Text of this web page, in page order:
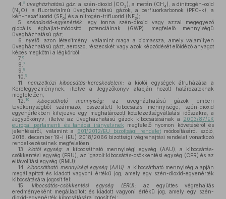
4. 5 üvegházhatású gáz: a szén-dioxid (CO2 ), a metán (CH4), a dinitrogén-oxid
(N2 O), a fluortartalmú üvegházhatású gázok, a perfluorkarbonok (PFC-k), a
kén-hexafluorid (SF6) és a nitrogén-trifluorid (NF3);
5.
széndioxid-egyenérték: egy tonna szén-dioxid vagy azzal megegyező
globális éghajlat-módosító potenciálnak (GWP) megfelelő mennyiségű
üvegházhatású gáz;
6.
nyelő: azon létesítmény, valamint maga a biomassza, amely valamilyen
üvegházhatású gázt, aeroszol részecskét vagy azok képződését előidéző anyagot
képes megkötni a légkörből;
7. 6
8. 7
9. 8
10. 9
11. nemzetközi kibocsátás-kereskedelem: a kiotói egységek átruházása a
Keretegyezménynek, illetve a Jegyzőkönyv alapján hozott határozatoknak
megfelelően;
12. 10 kibocsátható mennyiség:
az üvegházhatású gázok emberi
tevékenységből származó, összesített kibocsátás mennyisége, szén-dioxid
egyenértékben kifejezve egy meghatározott kötelezettségvállalási időszakra, a
Jegyzőkönyv, illetve az üvegházhatású gázok kibocsátásának a 2003/87/EK
európai parlamenti és tanácsi irányelvnek megfelelő nyomon követéséről és
jelentéséről, valamint a 601/2012/EU bizottsági rendeletmódosításáról szóló,
2018. december 19-i (EU) 2018/2066 bizottsági végrehajtási rendelet vonatkozó
rendelkezéseinek megfelelően;
13.
kiotói egység: a kibocsátható mennyiségi egység (AAU), a kibocsátás-
csökkentési egység (ERU), az igazolt kibocsátás-csökkentési egység (CER) és az
eltávolítási egység (RMU);
14.
kibocsátható mennyiségi egység (AAU): a kibocsátható mennyiség alapján
megállapított és kiadott vagyoni értékű jog, amely egy szén-dioxid-egyenérték
kibocsátására jogosít fel;
15.
kibocsátás-csökkentési egység (ERU): az együttes végrehajtás
eredményeként megállapított és kiadott vagyoni értékű jog, amely egy szén-
dioxid-egyenérték kibocsátására jogosít fel;